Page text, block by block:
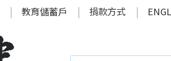
教育儲蓄戶 捐款方式